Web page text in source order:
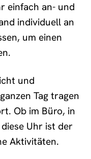
einfach an- und
individuell an
um einen
und
Tag tragen
Ob im Büro, in
Uhr ist der
Aktivitäten.